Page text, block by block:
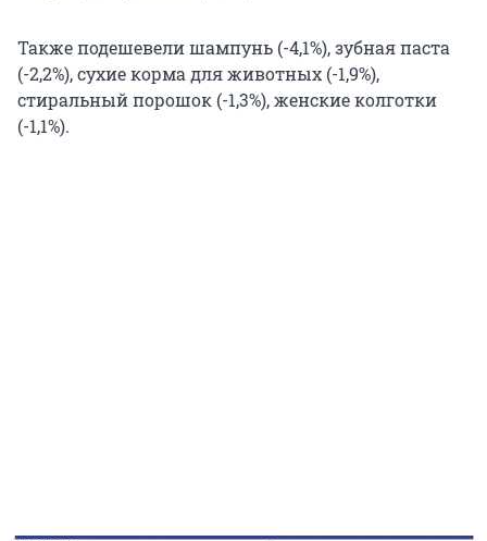
Также подешевели шампунь (-4,1%), зубная паста
(-2,2%), сухие корма для животных (-1,9%),
стиральный порошок (-1,3%), женские колготки
(-1,1%).